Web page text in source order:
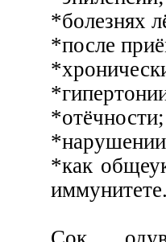
*болезнях
*после
*отёчности;
*как